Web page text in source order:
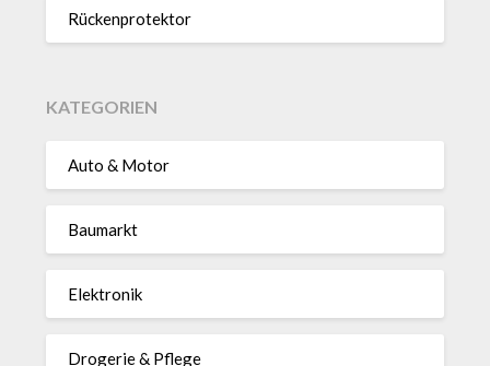
Rücken­pro­tektor
KATEGORIEN
Auto & Motor
Baumarkt
Elektronik
Drogerie & Pflege